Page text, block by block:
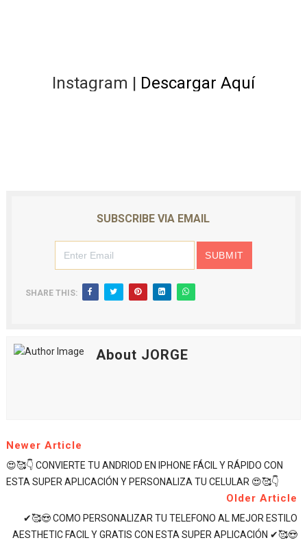
Instagram | Descargar Aquí
SUBSCRIBE VIA EMAIL
SHARE THIS:
About JORGE
Newer Article
😍🥰👇 CONVIERTE TU ANDRIOD EN IPHONE FÁCIL Y RÁPIDO CON
ESTA SUPER APLICACIÓN Y PERSONALIZA TU CELULAR 😍🥰👇
Older Article
✔🥰😍 COMO PERSONALIZAR TU TELEFONO AL MEJOR ESTILO
AESTHETIC FACIL Y GRATIS CON ESTA SUPER APLICACIÓN ✔🥰😍